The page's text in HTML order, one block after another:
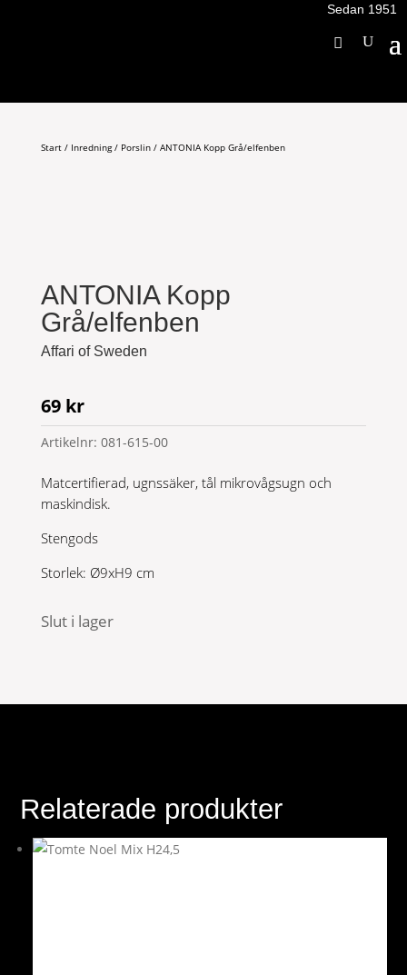
Sedan 1951
Start/ Inredning/ Porslin/ ANTONIA Kopp Grå/elfenben
ANTONIA Kopp
Grå/elfenben
Affari of Sweden
69 kr
Artikelnr: 081-615-00
Matcertifierad, ugnssäker, tål mikrovågsugn och
maskindisk.
Stengods
Storlek: Ø9xH9 cm
Slut i lager
Relaterade produkter